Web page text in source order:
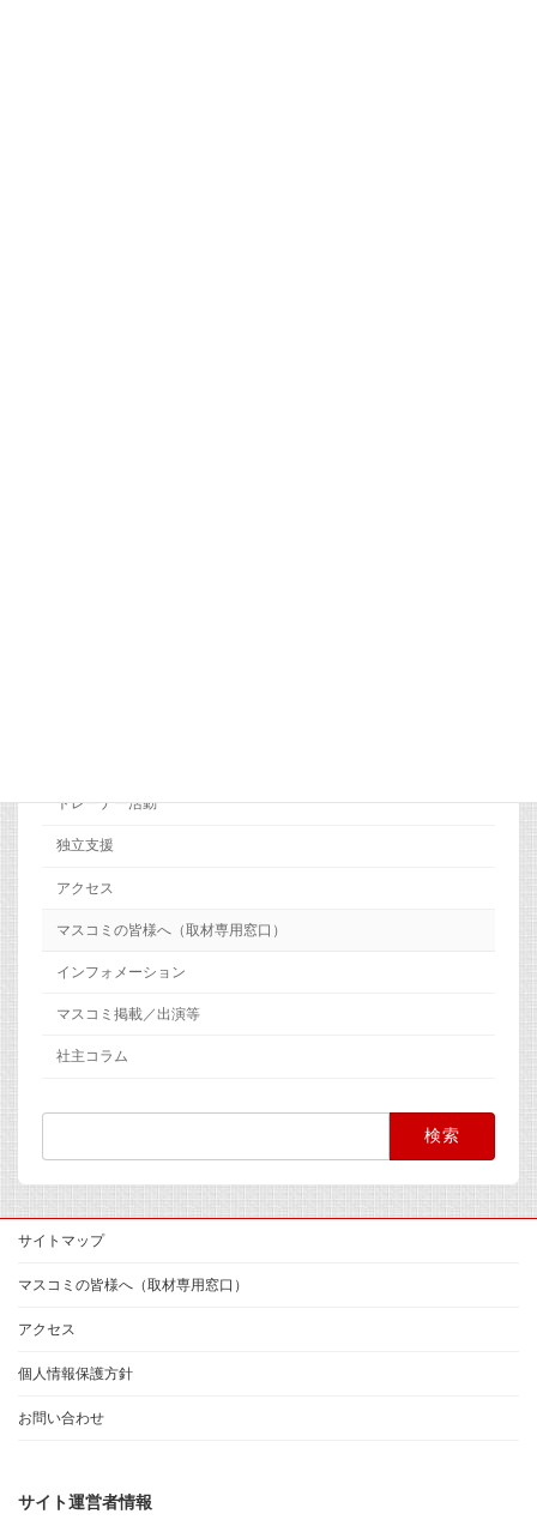
トレーナー活動
独立支援
アクセス
マスコミの皆様へ（取材専用窓口）
インフォメーション
マスコミ掲載／出演等
社主コラム
検
サイトマップ
マスコミの皆様へ（取材専用窓口）
アクセス
個人情報保護方針
お問い合わせ
サイト運営者情報